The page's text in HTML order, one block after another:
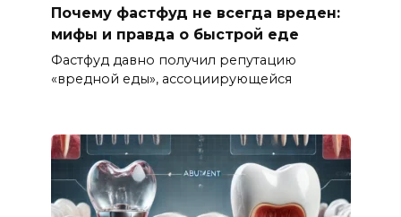
Почему фастфуд не всегда вреден:
мифы и правда о быстрой еде
Фастфуд давно получил репутацию
«вредной еды», ассоциирующейся